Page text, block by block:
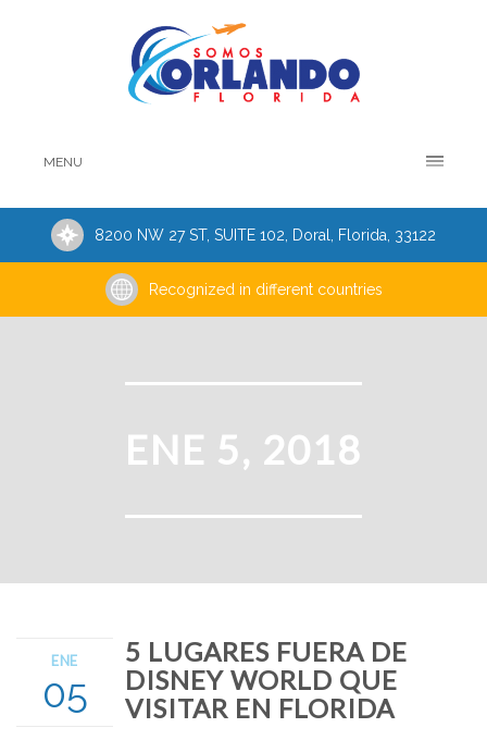
MENU
8200 NW 27 ST, SUITE 102, Doral, Florida, 33122
Recognized in different countries
ENE 5, 2018
ENE
05
5 LUGARES FUERA DE
DISNEY WORLD QUE
VISITAR EN FLORIDA